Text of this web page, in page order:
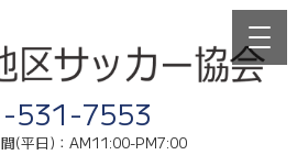
531-7553
(平日)：AM11:00-PM7:00